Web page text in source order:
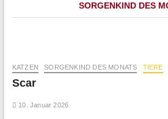
SORGENKIND DES
KATZEN SORGENKIND DES MONATS TIERE
Scar
10. Januar 2026